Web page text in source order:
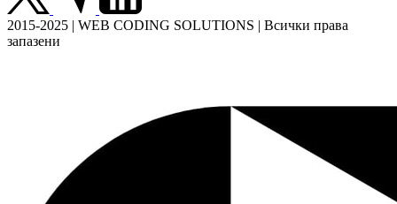
2015-2025 | WEB CODING SOLUTIONS | Всички права
запазени